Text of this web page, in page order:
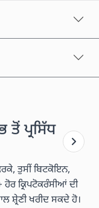
ਤੋਂ ਪ੍ਰਸਿੱਧ
ਤੁਸੀਂ ਬਿਟਕੋਇਨ,
ਕ੍ਰਿਪਟੋਕਰੰਸੀਆਂ ਦੀ
ਸ਼੍ਰੇਣੀ ਖਰੀਦ ਸਕਦੇ ਹੋ।